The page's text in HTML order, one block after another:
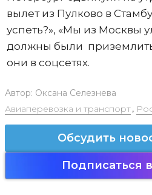
вылет из Пулково в
успеть?», «Мы из Москвы
должны были
они в соцсетях.
Автор: Оксана Селезнева
Авиаперевозка и транспорт,
Обсудить
Подписаться